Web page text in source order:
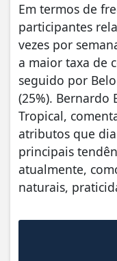
Em termos de
participantes
vezes por
a maior taxa de
seguido por
(25%). Bernardo
Tropical,
atributos que
principais
atualmente,
naturais,